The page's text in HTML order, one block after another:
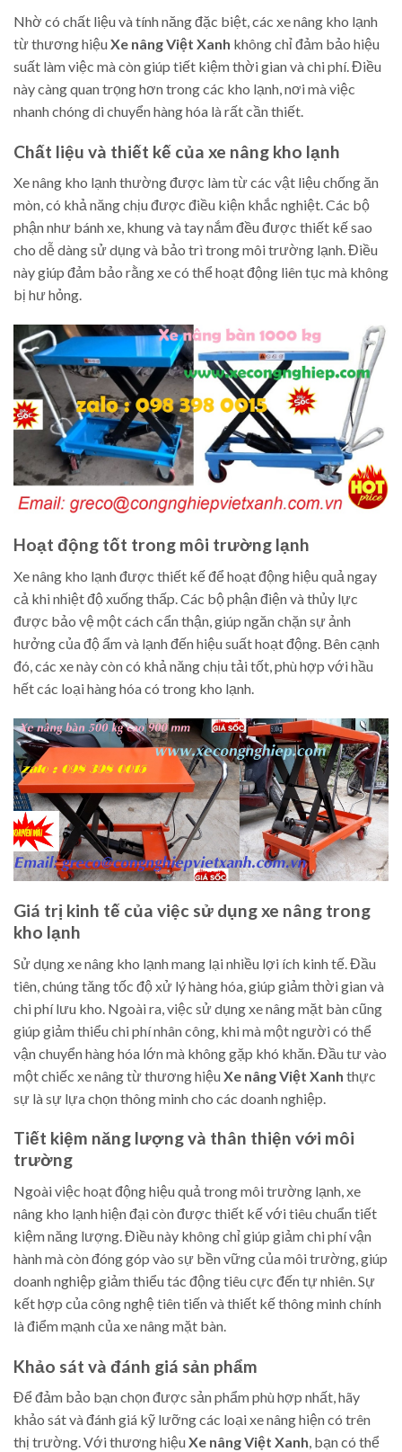
Nhờ có chất liệu và tính năng đặc biệt, các xe nâng kho lạnh
từ thương hiệuXe nâng Việt Xanh không chỉ đảm bảo hiệu
suất làm việc mà còn giúp tiết kiệm thời gian và chi phí. Điều
này càng quan trọng hơn trong các kho lạnh, nơi mà việc
nhanh chóng di chuyển hàng hóa là rất cần thiết.
Chất liệu và thiết kế của xe nâng kho lạnh
Xe nâng kho lạnh thường được làm từ các vật liệu chống ăn
mòn, có khả năng chịu được điều kiện khắc nghiệt. Các bộ
phận như bánh xe, khung và tay nắm đều được thiết kế sao
cho dễ dàng sử dụng và bảo trì trong môi trường lạnh. Điều
này giúp đảm bảo rằng xe có thể hoạt động liên tục mà không
bị hư hỏng.
Hoạt động tốt trong môi trường lạnh
Xe nâng kho lạnh được thiết kế để hoạt động hiệu quả ngay
cả khi nhiệt độ xuống thấp. Các bộ phận điện và thủy lực
được bảo vệ một cách cẩn thận, giúp ngăn chặn sự ảnh
hưởng của độ ẩm và lạnh đến hiệu suất hoạt động. Bên cạnh
đó, các xe này còn có khả năng chịu tải tốt, phù hợp với hầu
hết các loại hàng hóa có trong kho lạnh.
Giá trị kinh tế của việc sử dụng xe nâng trong
kho lạnh
Sử dụng xe nâng kho lạnh mang lại nhiều lợi ích kinh tế. Đầu
tiên, chúng tăng tốc độ xử lý hàng hóa, giúp giảm thời gian và
chi phí lưu kho. Ngoài ra, việc sử dụng xe nâng mặt bàn cũng
giúp giảm thiểu chi phí nhân công, khi mà một người có thể
vận chuyển hàng hóa lớn mà không gặp khó khăn. Đầu tư vào
một chiếc xe nâng từ thương hiệuXe nâng Việt Xanh thực
sự là sự lựa chọn thông minh cho các doanh nghiệp.
Tiết kiệm năng lượng và thân thiện với môi
trường
Ngoài việc hoạt động hiệu quả trong môi trường lạnh, xe
nâng kho lạnh hiện đại còn được thiết kế với tiêu chuẩn tiết
kiệm năng lượng. Điều này không chỉ giúp giảm chi phí vận
hành mà còn đóng góp vào sự bền vững của môi trường, giúp
doanh nghiệp giảm thiểu tác động tiêu cực đến tự nhiên. Sự
kết hợp của công nghệ tiên tiến và thiết kế thông minh chính
là điểm mạnh của xe nâng mặt bàn.
Khảo sát và đánh giá sản phẩm
Để đảm bảo bạn chọn được sản phẩm phù hợp nhất, hãy
khảo sát và đánh giá kỹ lưỡng các loại xe nâng hiện có trên
thị trường. Với thương hiệuXe nâng Việt Xanh, bạn có thể